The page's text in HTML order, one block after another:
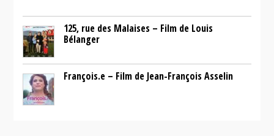
125, rue des Malaises – Film de Louis
Bélanger
François.e – Film de Jean-François Asselin